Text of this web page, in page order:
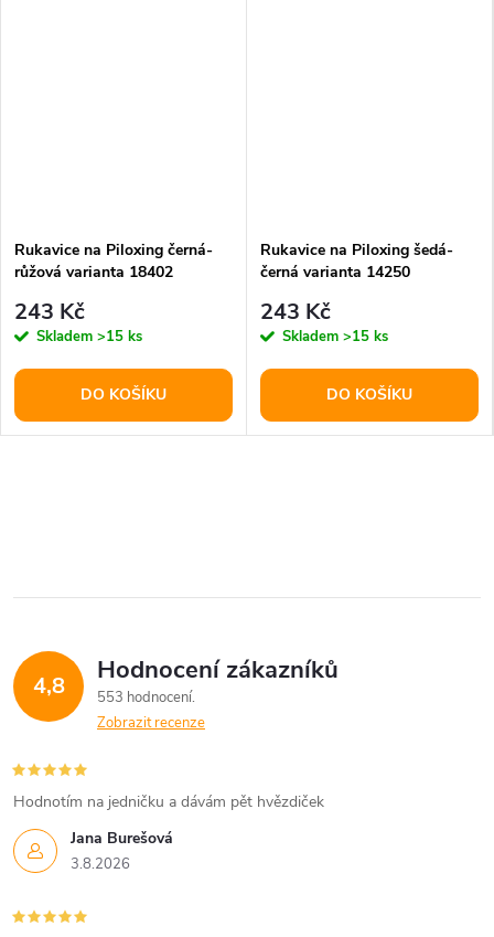
Rukavice na Piloxing černá-
růžová varianta 18402
243 Kč
Skladem >15 ks
DO KOŠÍKU
Rukavice na Piloxing šedá-
černá varianta 14250
243 Kč
Skladem >15 ks
DO KOŠÍKU
4,8 Hodnocení zákazníků
553 hodnocení
Zobrazit recenze
Jana Burešová
3.8.2026
Hodnotím na jedničku a dávám pět hvězdiček